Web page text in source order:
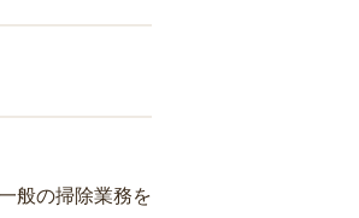
般の掃除業務を